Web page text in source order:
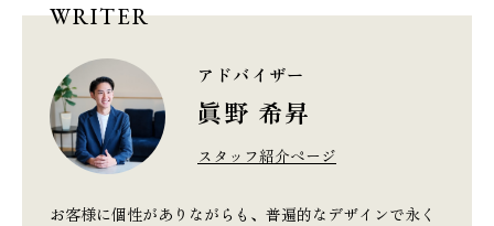
WRITER
アドバイザー
眞野 希昇
スタッフ紹介ページ
お客様に個性がありながらも、普遍的なデザインで永く